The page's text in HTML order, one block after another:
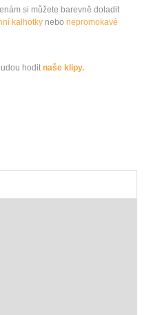
si můžete barevně doladit
kalhotky nebo nepromokavé
hodit naše klipy.